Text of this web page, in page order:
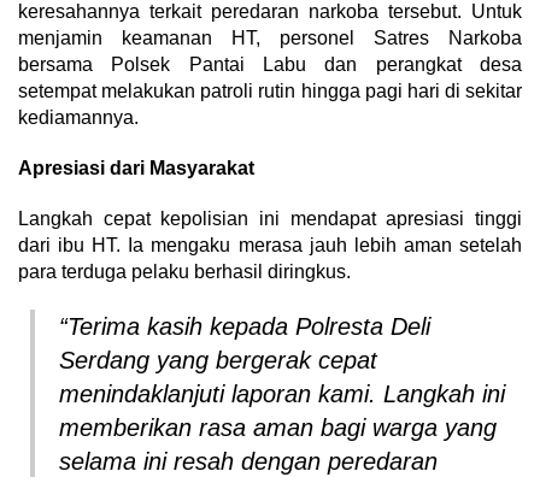
keresahannya terkait peredaran narkoba tersebut. Untuk
menjamin keamanan HT, personel Satres Narkoba
bersama Polsek Pantai Labu dan perangkat desa
setempat melakukan patroli rutin hingga pagi hari di sekitar
kediamannya.
Apresiasi dari Masyarakat
Langkah cepat kepolisian ini mendapat apresiasi tinggi
dari ibu HT. Ia mengaku merasa jauh lebih aman setelah
para terduga pelaku berhasil diringkus.
“Terima kasih kepada Polresta Deli
Serdang yang bergerak cepat
menindaklanjuti laporan kami. Langkah ini
memberikan rasa aman bagi warga yang
selama ini resah dengan peredaran